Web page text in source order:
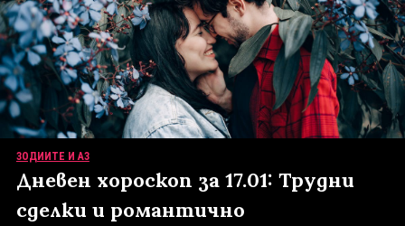
ЗОДИИТЕ И АЗ
Дневен хороскоп за 17.01: Трудни
сделки и романтично